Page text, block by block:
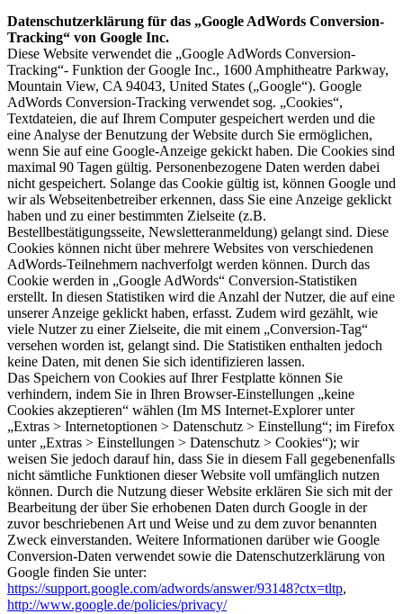
Datenschutzerklärung für das „Google AdWords Conversion-
Tracking“ von Google Inc.
Diese Website verwendet die „Google AdWords Conversion-
Tracking“- Funktion der Google Inc., 1600 Amphitheatre Parkway,
Mountain View, CA 94043, United States („Google“). Google
AdWords Conversion-Tracking verwendet sog. „Cookies“,
Textdateien, die auf Ihrem Computer gespeichert werden und die
eine Analyse der Benutzung der Website durch Sie ermöglichen,
wenn Sie auf eine Google-Anzeige gekickt haben. Die Cookies sind
maximal 90 Tagen gültig. Personenbezogene Daten werden dabei
nicht gespeichert. Solange das Cookie gültig ist, können Google und
wir als Webseitenbetreiber erkennen, dass Sie eine Anzeige geklickt
haben und zu einer bestimmten Zielseite (z.B.
Bestellbestätigungsseite, Newsletteranmeldung) gelangt sind. Diese
Cookies können nicht über mehrere Websites von verschiedenen
AdWords-Teilnehmern nachverfolgt werden können. Durch das
Cookie werden in „Google AdWords“ Conversion-Statistiken
erstellt. In diesen Statistiken wird die Anzahl der Nutzer, die auf eine
unserer Anzeige geklickt haben, erfasst. Zudem wird gezählt, wie
viele Nutzer zu einer Zielseite, die mit einem „Conversion-Tag“
versehen worden ist, gelangt sind. Die Statistiken enthalten jedoch
keine Daten, mit denen Sie sich identifizieren lassen.
Das Speichern von Cookies auf Ihrer Festplatte können Sie
verhindern, indem Sie in Ihren Browser-Einstellungen „keine
Cookies akzeptieren“ wählen (Im MS Internet-Explorer unter
„Extras > Internetoptionen > Datenschutz > Einstellung“; im Firefox
unter „Extras > Einstellungen > Datenschutz > Cookies“); wir
weisen Sie jedoch darauf hin, dass Sie in diesem Fall gegebenenfalls
nicht sämtliche Funktionen dieser Website voll umfänglich nutzen
können. Durch die Nutzung dieser Website erklären Sie sich mit der
Bearbeitung der über Sie erhobenen Daten durch Google in der
zuvor beschriebenen Art und Weise und zu dem zuvor benannten
Zweck einverstanden. Weitere Informationen darüber wie Google
Conversion-Daten verwendet sowie die Datenschutzerklärung von
Google finden Sie unter:
https://support.google.com/adwords/answer/93148?ctx=tltp,
http://www.google.de/policies/privacy/